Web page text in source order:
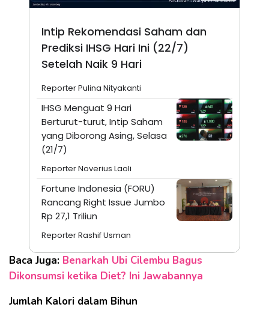
Intip Rekomendasi Saham dan
Prediksi IHSG Hari Ini (22/7)
Setelah Naik 9 Hari
Reporter Pulina Nityakanti
IHSG Menguat 9 Hari
Berturut-turut, Intip Saham
yang Diborong Asing, Selasa
(21/7)
Reporter Noverius Laoli
Fortune Indonesia (FORU)
Rancang Right Issue Jumbo
Rp 27,1 Triliun
Reporter Rashif Usman
Baca Juga: Benarkah Ubi Cilembu Bagus
Dikonsumsi ketika Diet? Ini Jawabannya
Jumlah Kalori dalam Bihun